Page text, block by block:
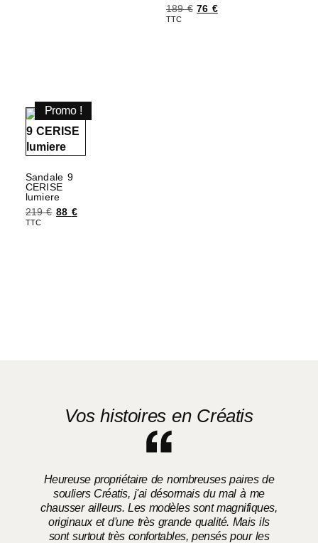
189€ 76 €
TTC
Promo !
Sandale 9
CERISE
lumiere
219€ 88 €
TTC
Vos histoires en Créatis
Heureuse propriétaire de nombreuses paires de
souliers Créatis, j'ai désormais du mal à me
chausser ailleurs. Les modèles sont magnifiques,
originaux et d'une très grande qualité. Mais ils
sont surtout très confortables, pensés pour les